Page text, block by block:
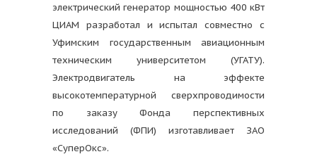
электрический генератор мощностью 400 кВт
ЦИАМ разработал и испытал совместно с
Уфимским государственным авиационным
техническим университетом (УГАТУ).
Электродвигатель на эффекте
высокотемпературной сверхпроводимости
по заказу Фонда перспективных
исследований (ФПИ) изготавливает ЗАО
«СуперОкс».